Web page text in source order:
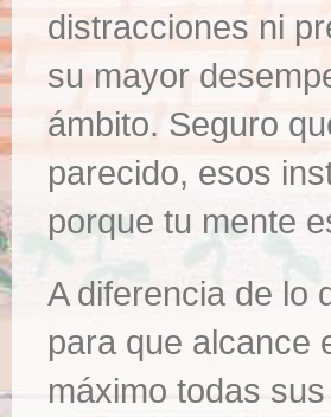
distracciones ni
su mayor
ámbito. Seguro
parecido, esos
porque tu mente
A diferencia de lo
para que alcance
máximo todas